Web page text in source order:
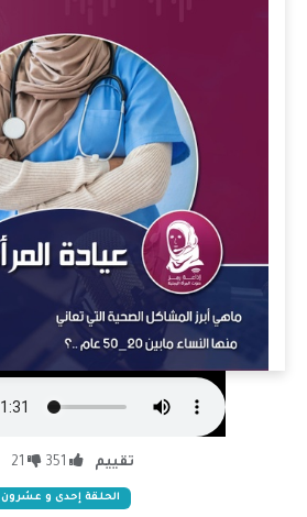
تقييم 351
21
الحلقة إحدى و عشرون